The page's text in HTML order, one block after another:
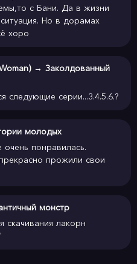
с Бани. Да в жизни
Но в дорамах
хоро
→ Заколдованный
следующие серии...3.4.5.6.?
молодых
понравилась.
прожили свои
монстр
скачивания лакорн